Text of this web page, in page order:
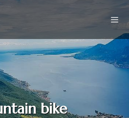
bike